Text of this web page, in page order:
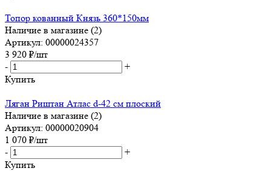
Топор кованный Князь 360*150мм
Наличие в магазине (2)
Артикул: 00000024357
3 920 ₽/шт
-
+
Купить
Ляган Риштан Атлас d-42 см плоский
Наличие в магазине (2)
Артикул: 00000020904
1 070 ₽/шт
-
+
Купить